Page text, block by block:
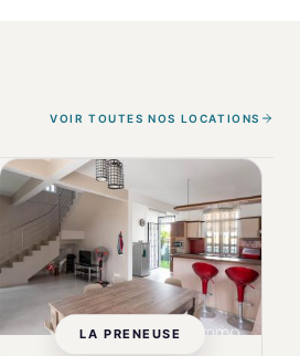
VOIR TOUTES NOS LOCATIONS
LA PRENEUSE